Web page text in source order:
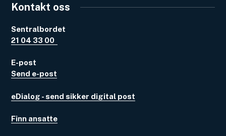
Kontakt oss
Sentralbordet
21 04 33 00
E-post
Send e-post
eDialog - send sikker digital post
Finn ansatte